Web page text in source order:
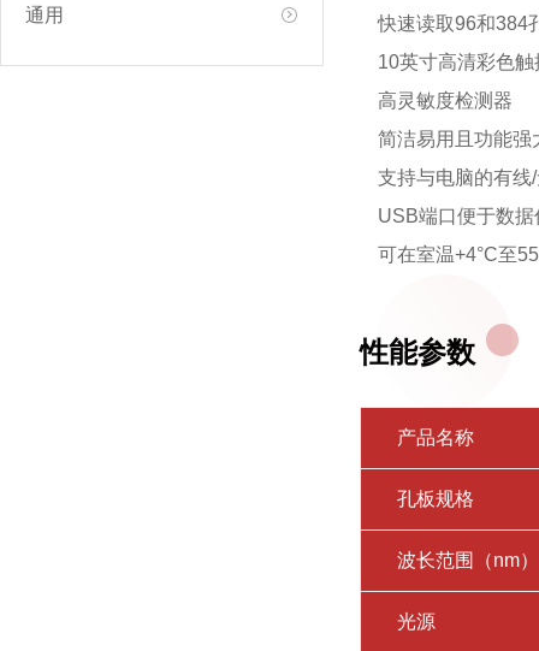
通用
快速读取96和384
10英寸高清彩色
高灵敏度检测器
简洁易用且功能强
支持与电脑的有线
USB端口便于数
可在室温+4°C至
性能参数
产品名称
孔板规格
波长范围（nm）
光源